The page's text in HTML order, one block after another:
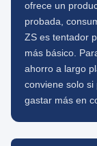
ofrece un
probada,
ZS es tentador
más básico.
ahorro a largo
conviene solo si
gastar más en